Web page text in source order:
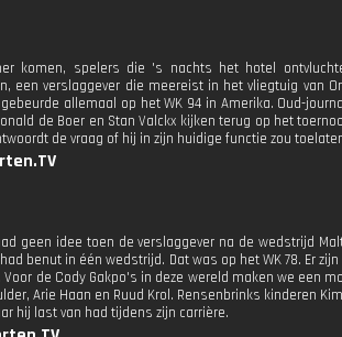
komen, spelers die 's nachts het hotel
een verslaggever die meereist in het vliegtuig van
allemaal op het WK 94 in Amerika. Oud-
de Boer en Stan Valckx kijken terug op het
de vraag of hij in zijn huidige functie zou
geen idee toen de verslaggever na de wedstrijd
benut in één wedstrijd. Dat was op het WK 78. Er
de Cody Gakpo's in deze wereld maken we een
Arie Haan en Ruud Krol. Rensenbrinks kinderen
hij last van had tijdens zijn carrière.